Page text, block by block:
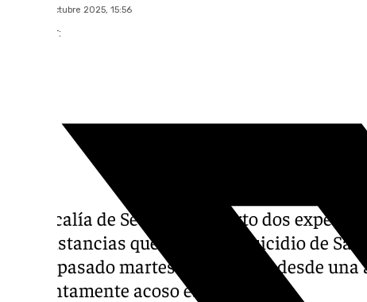
lunes, 20 octubre 2025, 15:56
Compartir:
La Fiscalía de Sevilla ha abierto dos
circunstancias que rodean el suicidio de
que el pasado martes se precipitó desde
presuntamente acoso escolar.